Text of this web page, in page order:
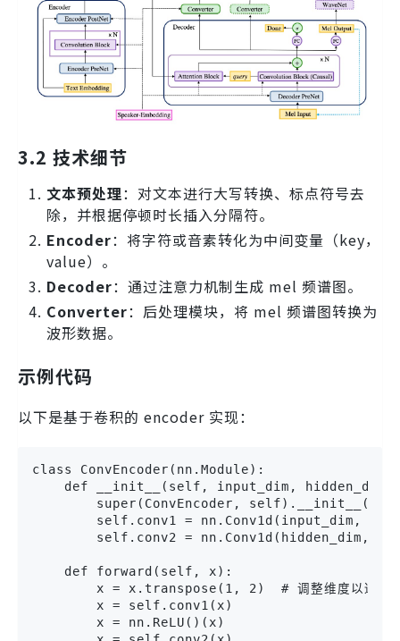
3.2 技术细节
文本预处理：对文本进行大写转换、标点符号去
除，并根据停顿时长插入分隔符。
Encoder：将字符或音素转化为中间变量（key，
value）。
Decoder：通过注意力机制生成 mel 频谱图。
Converter：后处理模块，将 mel 频谱图转换为
波形数据。
示例代码
以下是基于卷积的 encoder 实现：
class ConvEncoder(nn.Module):
def __init__(self, input_dim,
        super(ConvEncoder, self).__init__()
self.conv1 = nn.Conv1d(input_dim,
self.conv2 = nn.Conv1d(hidden_dim,
    def forward(self, x):
x = x.transpose(1, 2)  # 调整维度以适应
        x = self.conv1(x)
        x = nn.ReLU()(x)